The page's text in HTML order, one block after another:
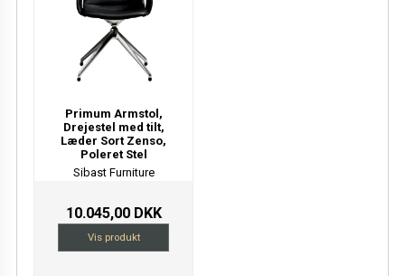
Primum Armstol,
Drejestel med tilt,
Læder Sort Zenso,
Poleret Stel
Sibast Furniture
10.045,00 DKK
Vis produkt